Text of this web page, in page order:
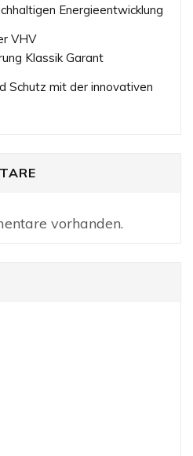
Energieentwicklung
VHV
Klassik Garant
Schutz mit der innovativen
vorhanden.